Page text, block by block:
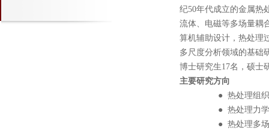
纪50年代成立的金属热
流体、电磁等多场量耦
算机辅助设计，热处理
多尺度分析领域的基础
博士研究生17名，硕士
主要研究方向
● 热处理组织演
● 热处理力学性
● 热处理多场耦